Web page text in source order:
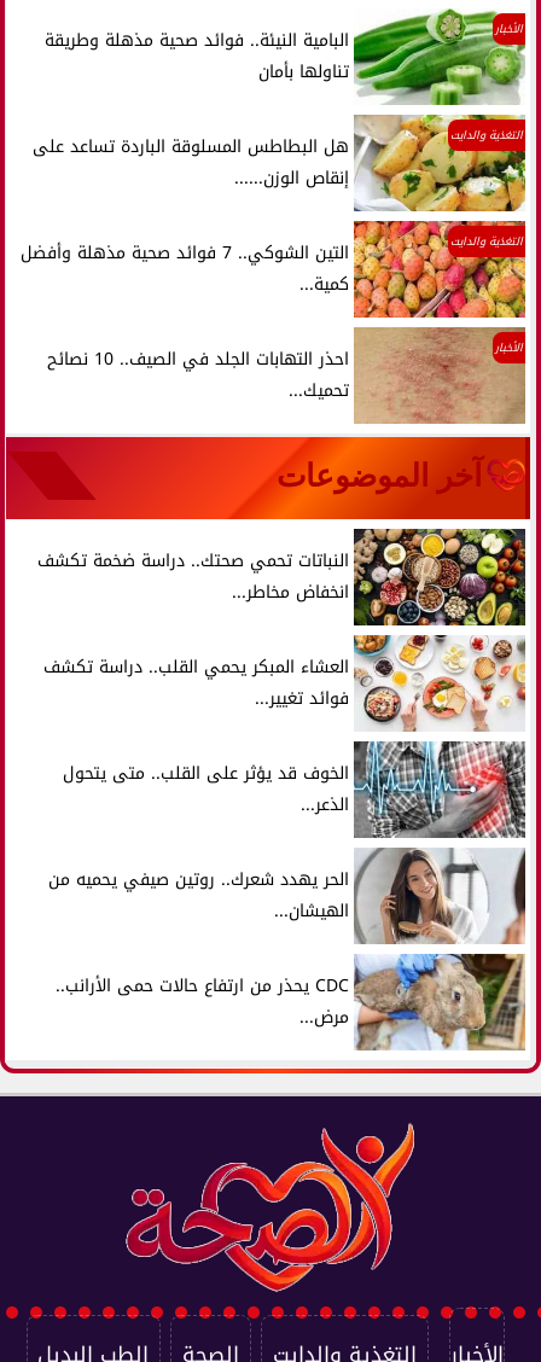
الأخبار
البامية النيئة.. فوائد صحية مذهلة وطريقة
تناولها بأمان
التغذية والدايت
هل البطاطس المسلوقة الباردة تساعد على
إنقاص الوزن......
التغذية والدايت
التين الشوكي.. 7 فوائد صحية مذهلة وأفضل
كمية...
الأخبار
احذر التهابات الجلد في الصيف.. 10 نصائح
تحميك...
آخر الموضوعات
النباتات تحمي صحتك.. دراسة ضخمة تكشف
انخفاض مخاطر...
العشاء المبكر يحمي القلب.. دراسة تكشف
فوائد تغيير...
الخوف قد يؤثر على القلب.. متى يتحول
الذعر...
الحر يهدد شعرك.. روتين صيفي يحميه من
الهيشان...
CDC يحذر من ارتفاع حالات حمى الأرانب..
مرض...